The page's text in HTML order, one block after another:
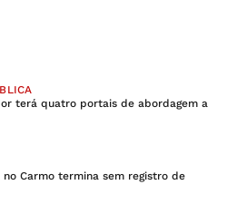
terá quatro portais de abordagem a
no Carmo termina sem registro de